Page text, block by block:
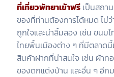
ที่เที่ยวพัทยาเข้าฟรี เป็นสถา
ของที่ท่านต้องการได้หมด ไม่
ถูกใจและน่าลิ้มลอง เช่น ขนม
ไทยพื้นเมืองต่าง ๆ ที่มีตลาด
สินค้าฝากที่น่าสนใจ เช่น ผ้า
ของตกแต่งบ้าน และอื่น ๆ อีก